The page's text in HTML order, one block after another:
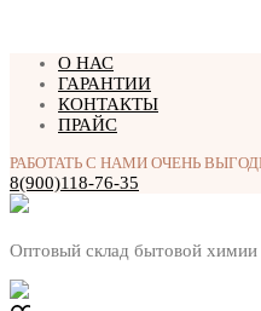
Перейти
содержимому
О НАС
ГАРАНТИИ
КОНТАКТЫ
ПРАЙС
РАБОТАТЬ С НАМИ ОЧЕНЬ
8(900)118-76-35
Оптовый склад бытовой химии